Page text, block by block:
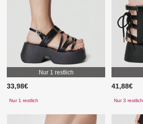
Nur 1 restlich
33,98€
Nur 1 restlich
41,88€
Nur 3 restlich